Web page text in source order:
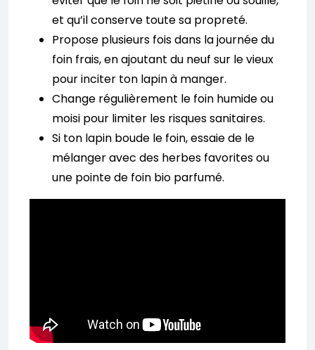
et qu’il conserve toute sa propreté.
Propose plusieurs fois dans la journée du
foin frais, en ajoutant du neuf sur le vieux
pour inciter ton lapin à manger.
Change régulièrement le foin humide ou
moisi pour limiter les risques sanitaires.
Si ton lapin boude le foin, essaie de le
mélanger avec des herbes favorites ou
une pointe de foin bio parfumé.